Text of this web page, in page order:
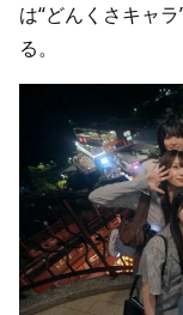
は“どんくさキャ
る。